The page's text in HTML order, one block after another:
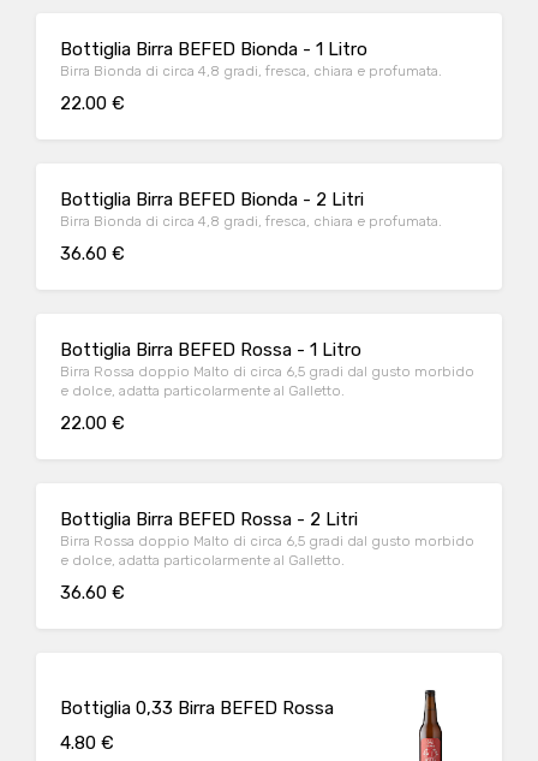
Bottiglia Birra BEFED Bionda - 1 Litro
Birra Bionda di circa 4,8 gradi, fresca, chiara e profumata.
22.00 €
Bottiglia Birra BEFED Bionda - 2 Litri
Birra Bionda di circa 4,8 gradi, fresca, chiara e profumata.
36.60 €
Bottiglia Birra BEFED Rossa - 1 Litro
Birra Rossa doppio Malto di circa 6,5 gradi dal gusto morbido
e dolce, adatta particolarmente al Galletto.
22.00 €
Bottiglia Birra BEFED Rossa - 2 Litri
Birra Rossa doppio Malto di circa 6,5 gradi dal gusto morbido
e dolce, adatta particolarmente al Galletto.
36.60 €
Bottiglia 0,33 Birra BEFED Rossa
4.80 €